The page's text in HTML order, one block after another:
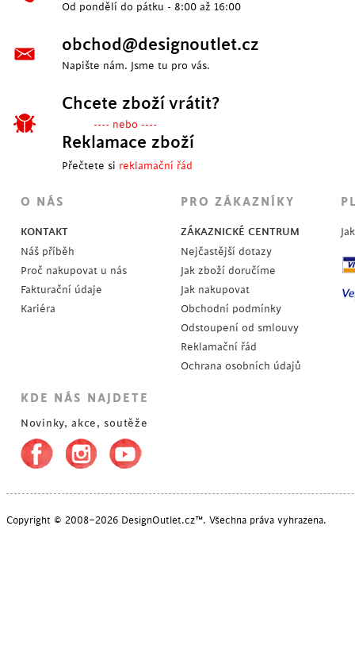
Od pondělí do pátku - 8:00 až 16:00
obchod@designoutlet.cz
Napište nám. Jsme tu pro vás.
Chcete zboží vrátit?
---- nebo ----
Reklamace zboží
Přečtete si reklamační řád
O NÁS
KONTAKT
Náš příběh
Proč nakupovat u nás
Fakturační údaje
Kariéra
PRO ZÁKAZNÍKY
ZÁKAZNICKÉ CENTRUM
Nejčastější dotazy
Jak zboží doručíme
Jak nakupovat
Obchodní podmínky
Odstoupení od smlouvy
Reklamační řád
Ochrana osobních údajů
KDE NÁS NAJDETE
Novinky, akce, soutěže
Copyright © 2008–2026 DesignOutlet.cz™. Všechna práva vyhrazena.